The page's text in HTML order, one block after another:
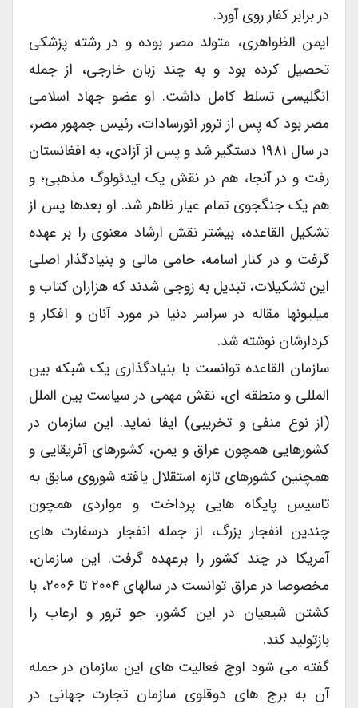
در برابر کفار روی آورد.
ایمن الظواهری، متولد مصر بوده و در رشته پزشکی
تحصیل کرده بود و به چند زبان خارجی، از جمله
انگلیسی تسلط کامل داشت. او عضو جهاد اسلامی
مصر بود که پس از ترور انورسادات، رئیس جمهور مصر،
در سال ۱۹۸۱ دستگیر شد و پس از آزادی، به افغانستان
رفت و در آنجا، هم در نقش یک ایدئولوگ مذهبی؛ و
هم یک جنگجوی تمام عیار ظاهر شد. او بعدها پس از
تشکیل القاعده، بیشتر نقش ارشاد معنوی را بر عهده
گرفت و در کنار اسامه، حامی مالی و بنیادگذار اصلی
این تشکیلات، تبدیل به زوجی شدند که هزاران کتاب و
میلیونها مقاله در سراسر دنیا در مورد آنان و افکار و
کردارشان نوشته شد.
سازمان القاعده توانست با بنیادگذاری یک شبکه بین
المللی و منطقه ای، نقش مهمی در سیاست بین الملل
(از نوع منفی و تخریبی) ایفا نماید. این سازمان در
کشورهایی همچون عراق و یمن، کشورهای آفریقایی و
همچنین کشورهای تازه استقلال یافته شوروی سابق به
تاسیس پایگاه هایی پرداخت و مواردی همچون
چندین انفجار بزرگ، از جمله انفجار درسفارت های
آمریکا در چند کشور را برعهده گرفت. این سازمان،
مخصوصا در عراق توانست در سالهای ۲۰۰۴ تا ۲۰۰۶، با
کشتن شیعیان در این کشور، جو ترور و ارعاب را
بازتولید کند.
گفته می شود اوج فعالیت های این سازمان در حمله
آن به برج های دوقلوی سازمان تجارت جهانی در